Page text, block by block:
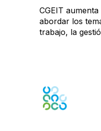
CGEIT
abordar los
trabajo, la